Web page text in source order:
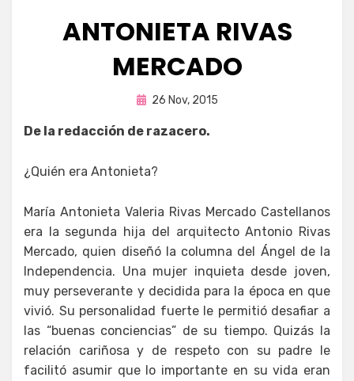
ANTONIETA RIVAS
MERCADO
porEnrique
Publicada
26 Nov, 2015
De la redacción de razacero.
¿Quién era Antonieta?
María Antonieta Valeria Rivas Mercado Castellanos
era la segunda hija del arquitecto Antonio Rivas
Mercado, quien diseñó la columna del Ángel de la
Independencia. Una mujer inquieta desde joven,
muy perseverante y decidida para la época en que
vivió. Su personalidad fuerte le permitió desafiar a
las “buenas conciencias” de su tiempo. Quizás la
relación cariñosa y de respeto con su padre le
facilitó asumir que lo importante en su vida eran